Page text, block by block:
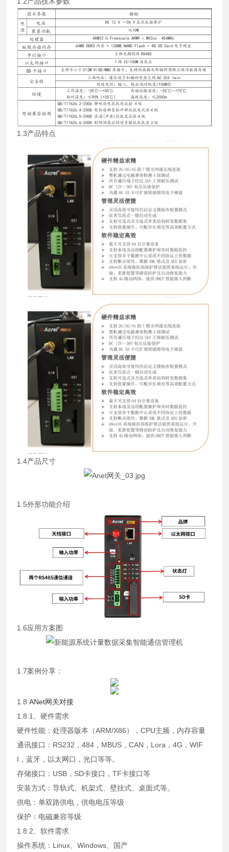
1.3产品特点
1.4产品尺寸
1.5外形功能介绍
1.6应用方案图
1.7案例分享：
1.8ANet网关对接
1.8.1、硬件需求
硬件性能：处理器版本（ARM/X86），CPU主频，内存容量
通讯接口：RS232，484，MBUS，CAN，Lora，4G，WIF
I，蓝牙，以太网口，光口等等。
存储接口：USB，SD卡接口，TF卡接口等
安装方式：导轨式、机架式、壁挂式、桌面式等。
供电：单双路供电，供电电压等级
保护：电磁兼容等级
1.8.2、软件需求
操作系统：Linux、Windows、国产